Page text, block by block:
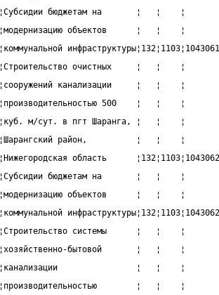
¦Субсидии бюджетам на       ¦   ¦    ¦
¦модернизацию объектов      ¦   ¦    ¦
¦коммунальной
¦Строительство очистных     ¦   ¦
¦сооружений канализации     ¦   ¦
¦производительностью 500    ¦   ¦
¦куб. м/сут. в пгт Шаранга, ¦   ¦    ¦
¦Шарангский район,          ¦   ¦    ¦
¦Нижегородская область
¦Субсидии бюджетам на       ¦   ¦    ¦
¦модернизацию объектов      ¦   ¦    ¦
¦коммунальной
¦Строительство системы      ¦   ¦    ¦
¦хозяйственно-бытовой       ¦   ¦    ¦
¦канализации                ¦   ¦    ¦
¦производительностью        ¦   ¦    ¦